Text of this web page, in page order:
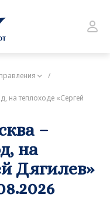
/
на теплоходе «Сергей
–
на
Дягилев»